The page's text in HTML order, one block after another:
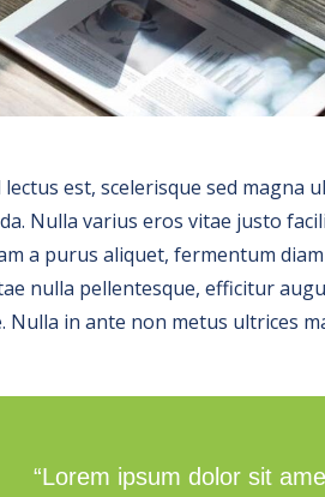
est, scelerisque sed magna
Nulla varius eros vitae justo
a purus aliquet, fermentum
nulla pellentesque, efficitur
Nulla in ante non metus ultrices
“Lorem ipsum dolor sit